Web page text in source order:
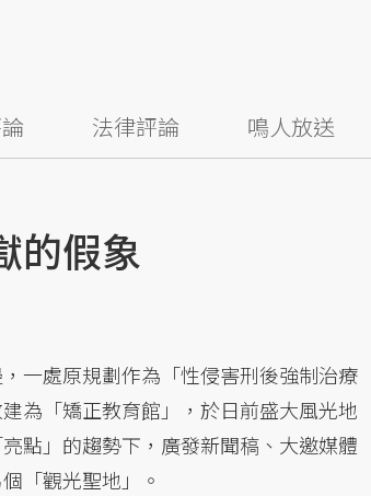
法律評論 鳴人放送
的假象
一處原規劃作為「性侵害刑後強制治療
為「矯正教育館」，於日前盛大風光地
點」的趨勢下，廣發新聞稿、大邀媒體
「觀光聖地」。